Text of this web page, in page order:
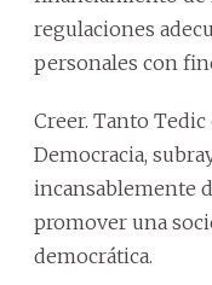
regulaciones
personales con
Creer. Tanto
Democracia,
incansablemente
promover una
democrática.